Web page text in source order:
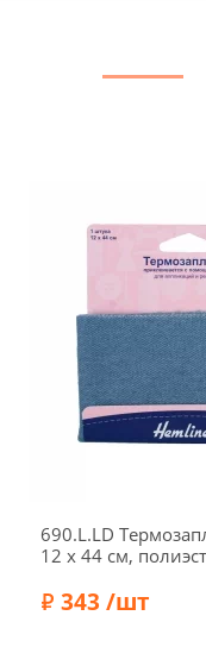
690.L.LD
12 х 44 см,
деним, Hemline
343 /шт